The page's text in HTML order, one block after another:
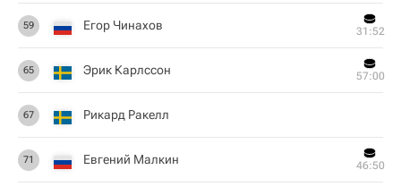
59 Егор Чинахов 31:52
65 Эрик Карлссон 57:00
67 Рикард Ракелл
71 Евгений Малкин 46:50